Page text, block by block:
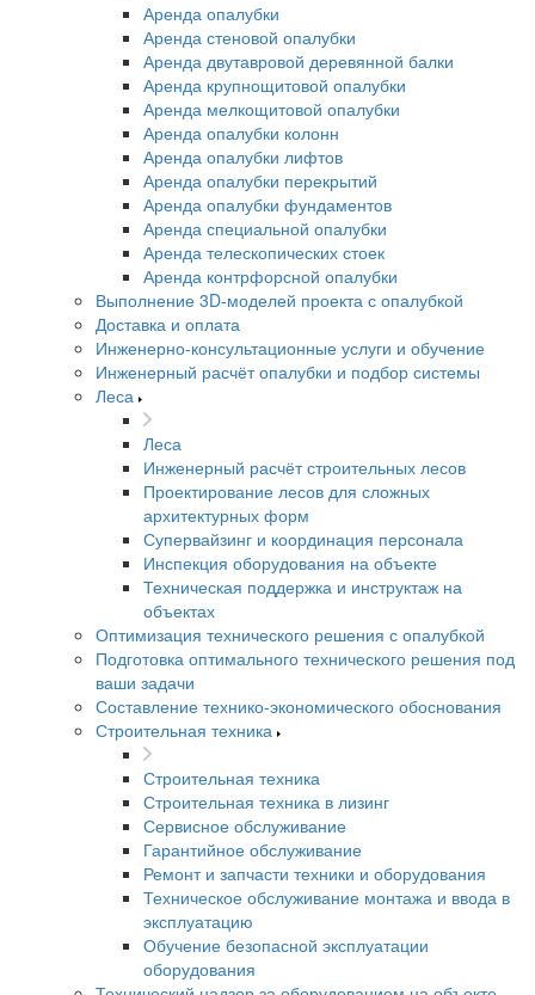
Аренда опалубки
Аренда стеновой опалубки
Аренда двутавровой деревянной балки
Аренда крупнощитовой опалубки
Аренда мелкощитовой опалубки
Аренда опалубки колонн
Аренда опалубки лифтов
Аренда опалубки перекрытий
Аренда опалубки фундаментов
Аренда специальной опалубки
Аренда телескопических стоек
Аренда контрфорсной опалубки
Выполнение 3D-моделей проекта с опалубкой
Доставка и оплата
Инженерно-консультационные услуги и обучение
Инженерный расчёт опалубки и подбор системы
Леса
Леса
Инженерный расчёт строительных лесов
Проектирование лесов для сложных
архитектурных форм
Супервайзинг и координация персонала
Инспекция оборудования на объекте
Техническая поддержка и инструктаж на
объектах
Оптимизация технического решения с опалубкой
Подготовка оптимального технического решения под
ваши задачи
Составление технико-экономического обоснования
Строительная техника
Строительная техника
Строительная техника в лизинг
Сервисное обслуживание
Гарантийное обслуживание
Ремонт и запчасти техники и оборудования
Техническое обслуживание монтажа и ввода в
эксплуатацию
Обучение безопасной эксплуатации
оборудования